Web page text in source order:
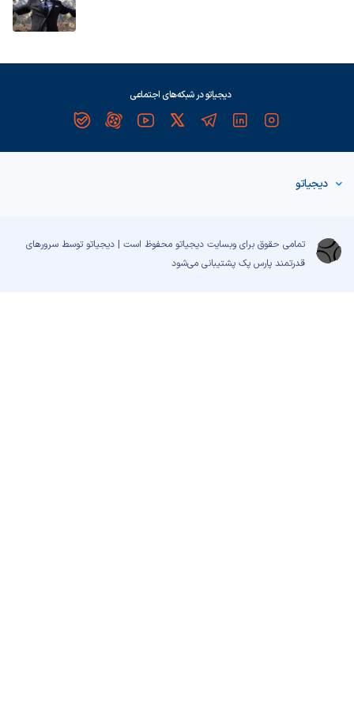
دیجیاتو در شبکه‌های اجتماعی
دیجیاتو
تمامی حقوق برای وبسایت دیجیاتو محفوظ است | دیجیاتو توسط سرورهای
قدرتمند پارس پک پشتیبانی می‌شود